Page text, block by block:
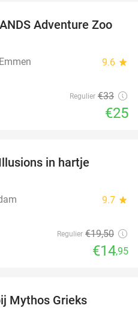
24%
Adventure Zoo
9.6 star
Regulier €33
€25
in hartje
9.7 star
Regulier €19,50
€14,95
Mythos Grieks